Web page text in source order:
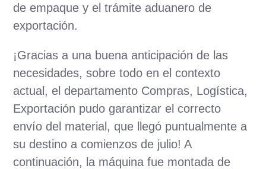
de empaque y el trámite aduanero de
exportación.
¡Gracias a una buena anticipación de las
necesidades, sobre todo en el contexto
actual, el departamento Compras, Logística,
Exportación pudo garantizar el correcto
envío del material, que llegó puntualmente a
su destino a comienzos de julio! A
continuación, la máquina fue montada de